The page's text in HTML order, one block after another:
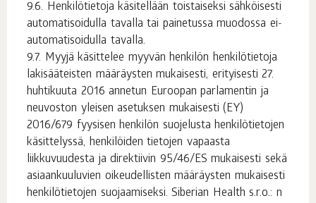
Henkilötietoja käsitellään toistaiseksi sähköisesti
automatisoidulla tavalla tai painetussa muodossa ei-
automatisoidulla tavalla.
Myyjä käsittelee myyvän henkilön henkilötietoja
lakisääteisten määräysten mukaisesti, erityisesti 27.
huhtikuuta 2016 annetun Euroopan parlamentin ja
neuvoston yleisen asetuksen mukaisesti (EY)
2016/679 fyysisen henkilön suojelusta henkilötietojen
käsittelyssä, henkilöiden tietojen vapaasta
liikkuvuudesta ja direktiivin 95/46/ES mukaisesti sekä
asiaankuuluvien oikeudellisten määräysten mukaisesti
henkilötietojen suojaamiseksi. Siberian Health s.r.o.: n